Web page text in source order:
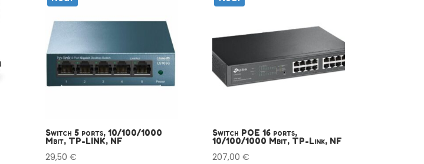
Switch 5 ports, 10/100/1000
Mbit, TP-LINK, NF
29,50 €
Switch POE 16 ports,
10/100/1000 Mbit, TP-Link, NF
207,00€